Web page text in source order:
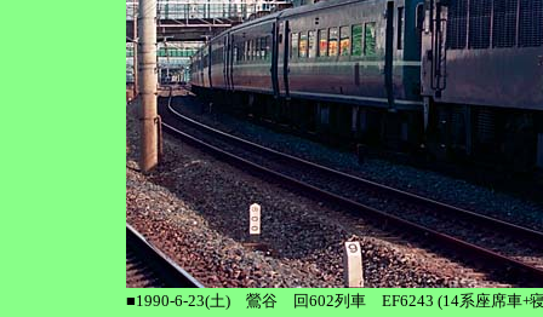
■1990-6-23(土) 鶯谷 回602列車 EF6243 (14系座席車+